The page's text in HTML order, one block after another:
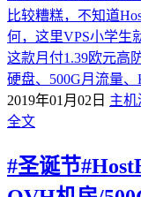
比较糟糕，不知道
何，这里VPS小学生
这款月付1.39欧元高
硬盘、500G月流量
2019年01月02日 主机
全文
#圣诞节